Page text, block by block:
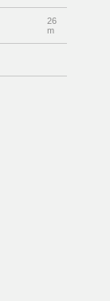
26
m